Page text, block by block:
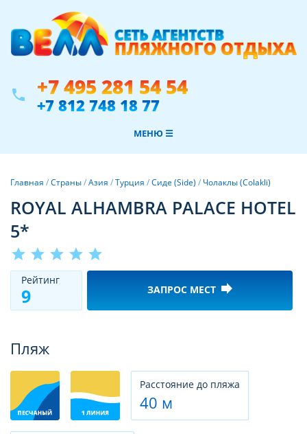
phone +7 495 281 54 54
+7 812 748 18 77
МЕНЮ ☰
Главная /Страны/Азия /Турция /Сиде (Side) / Чолаклы (Colakli)
ROYAL ALHAMBRA PALACE HOTEL
5*
star star star star star
Рeйтинг
9 ЗАПРОС МЕСТ forward
Пляж
Расстояние до пляжа
40 м